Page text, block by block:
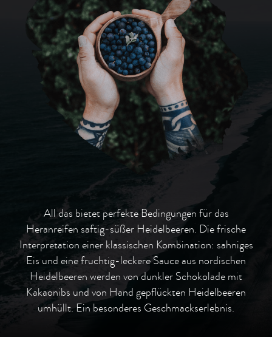
All das bietet perfekte Bedingungen für das
Heranreifen saftig-süßer Heidelbeeren. Die frische
Interpretation einer klassischen Kombination: sahniges
Eis und eine fruchtig-leckere Sauce aus nordischen
Heidelbeeren werden von dunkler Schokolade mit
Kakaonibs und von Hand gepflückten Heidelbeeren
umhüllt. Ein besonderes Geschmackserlebnis.